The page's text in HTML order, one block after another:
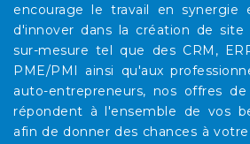
encourage le travail en
d'innover dans la création de
sur-mesure tel que des CRM,
PME/PMI ainsi qu'aux
auto-entrepreneurs, nos offres de
répondent à l'ensemble de vos
afin de donner des chances à